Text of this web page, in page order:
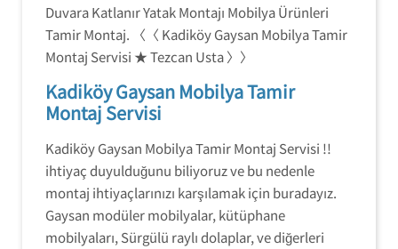
Duvara Katlanır Yatak Montajı Mobilya Ürünleri
Tamir Montaj. 〈〈 Kadiköy Gaysan Mobilya Tamir
Montaj Servisi ★ Tezcan Usta 〉〉
Kadiköy Gaysan Mobilya Tamir
Montaj Servisi
Kadiköy Gaysan Mobilya Tamir Montaj Servisi !!
ihtiyaç duyulduğunu biliyoruz ve bu nedenle
montaj ihtiyaçlarınızı karşılamak için buradayız.
Gaysan modüler mobilyalar, kütüphane
mobilyaları, Sürgülü raylı dolaplar, ve diğerleri